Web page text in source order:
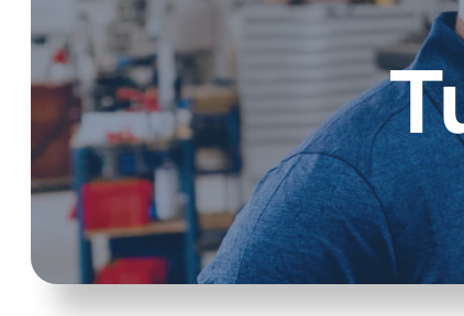
öljykiertovoiteluun.
Induktiiviset hälytysanturit
virtausmittareille